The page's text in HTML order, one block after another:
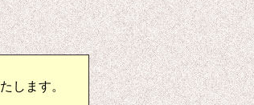
します。